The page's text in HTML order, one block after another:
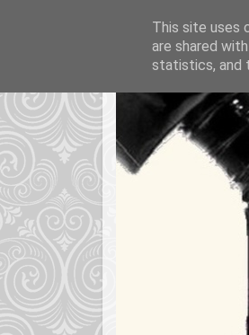
This site uses
are shared
statistics, and